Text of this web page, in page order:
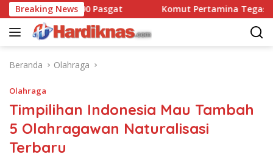
Langsung
ke
konten
Breaking News90 Pasgat Komut Pertamina Tegaskan
Beranda Olahraga
Olahraga
Timpilihan Indonesia Mau Tambah
5 Olahragawan Naturalisasi
Terbaru